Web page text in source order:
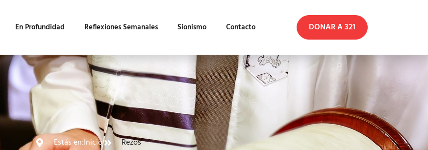
En Profundidad Reflexiones Semanales Sionismo Contacto DONAR A 321
Estás en:Inicio Rezos